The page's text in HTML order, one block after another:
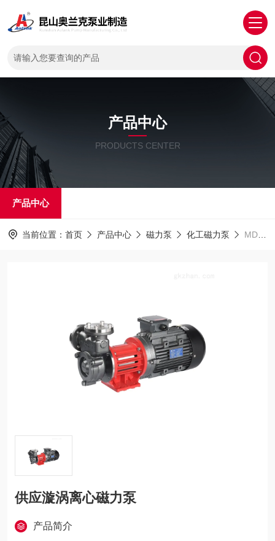
产品中心
PRODUCTS CENTER
产品中心
当前位置： 首页 产品中心 磁力泵 化工磁力泵 MDZ供应漩涡离心磁力泵
供应漩涡离心磁力泵
产品简介